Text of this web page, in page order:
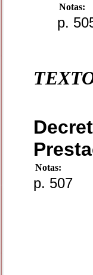
Notas:
p.
Notas:
p. 507